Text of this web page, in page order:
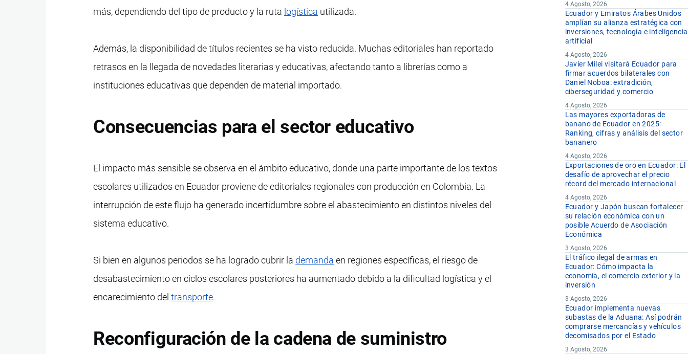
más, dependiendo del tipo de producto y la ruta logística utilizada.
Además, la disponibilidad de títulos recientes se ha visto reducida. Muchas editoriales han reportado
retrasos en la llegada de novedades literarias y educativas, afectando tanto a librerías como a
instituciones educativas que dependen de material importado.
Consecuencias para el sector educativo
El impacto más sensible se observa en el ámbito educativo, donde una parte importante de los textos
escolares utilizados en Ecuador proviene de editoriales regionales con producción en Colombia. La
interrupción de este flujo ha generado incertidumbre sobre el abastecimiento en distintos niveles del
sistema educativo.
Si bien en algunos periodos se ha logrado cubrir la demanda en regiones específicas, el riesgo de
desabastecimiento en ciclos escolares posteriores ha aumentado debido a la dificultad logística y el
encarecimiento deltransporte.
Reconfiguración de la cadena de suministro
4 Agosto, 2026
Ecuador y Emiratos Árabes Unidos
amplían su alianza estratégica con
inversiones, tecnología e inteligencia
artificial
4 Agosto, 2026
Javier Milei visitará Ecuador para
firmar acuerdos bilaterales con
Daniel Noboa: extradición,
ciberseguridad y comercio
4 Agosto, 2026
Las mayores exportadoras de
banano de Ecuador en 2025:
Ranking, cifras y análisis del sector
bananero
4 Agosto, 2026
Exportaciones de oro en Ecuador: El
desafío de aprovechar el precio
récord del mercado internacional
4 Agosto, 2026
Ecuador y Japón buscan fortalecer
su relación económica con un
posible Acuerdo de Asociación
Económica
3 Agosto, 2026
El tráfico ilegal de armas en
Ecuador: Cómo impacta la
economía, el comercio exterior y la
inversión
3 Agosto, 2026
Ecuador implementa nuevas
subastas de la Aduana: Así podrán
comprarse mercancías y vehículos
decomisados por el Estado
3 Agosto, 2026